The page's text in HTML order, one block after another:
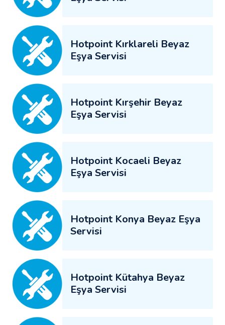
Hotpoint Kırklareli Beyaz
Eşya Servisi
Hotpoint Kırşehir Beyaz
Eşya Servisi
Hotpoint Kocaeli Beyaz
Eşya Servisi
Hotpoint Konya Beyaz Eşya
Servisi
Hotpoint Kütahya Beyaz
Eşya Servisi